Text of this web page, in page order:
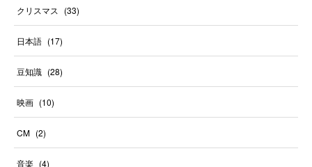
クリスマス (33)
日本語 (17)
豆知識 (28)
映画 (10)
CM (2)
音楽 (4)